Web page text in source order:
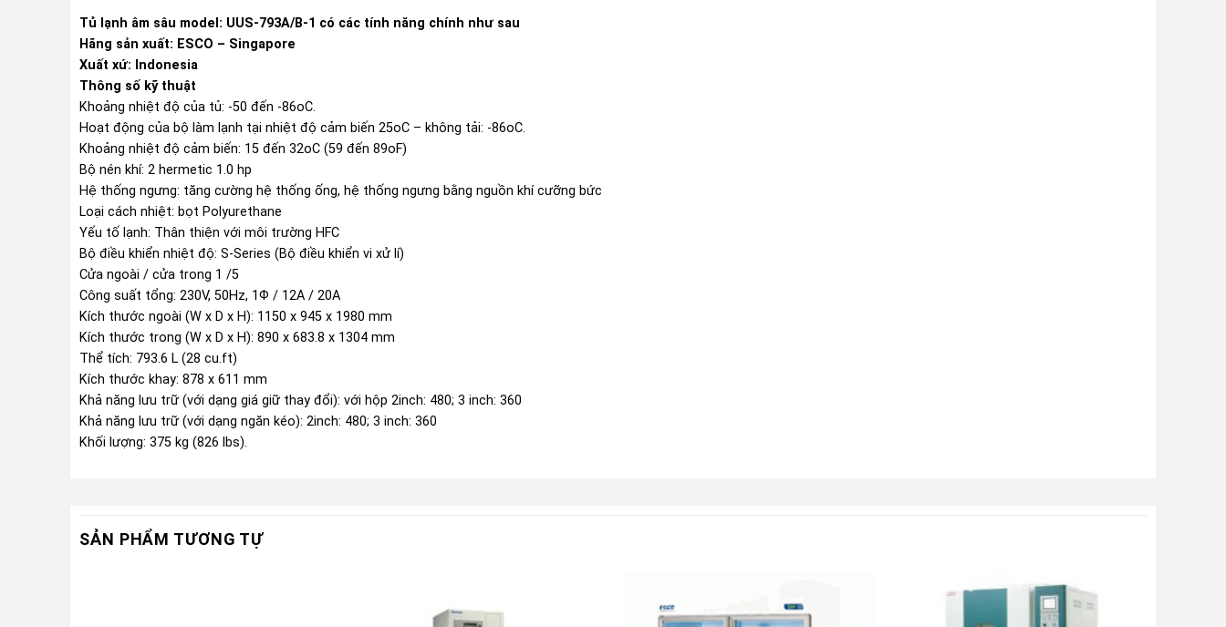
Tủ lạnh âm sâu model: UUS-793A/B-1 có các tính năng chính như sau
Hãng sản xuất: ESCO – Singapore
Xuất xứ: Indonesia
Thông số kỹ thuật
Khoảng nhiệt độ của tủ: -50 đến -86oC.
Hoạt động của bộ làm lạnh tại nhiệt độ cảm biến 25oC – không tải: -86oC.
Khoảng nhiệt độ cảm biến: 15 đến 32oC (59 đến 89oF)
Bộ nén khí: 2 hermetic 1.0 hp
Hệ thống ngưng: tăng cường hệ thống ống, hệ thống ngưng bằng nguồn khí cưỡng bức
Loại cách nhiệt: bọt Polyurethane
Yếu tố lạnh: Thân thiện với môi trường HFC
Bộ điều khiển nhiệt độ: S-Series (Bộ điều khiển vi xử lí)
Cửa ngoài / cửa trong 1 /5
Công suất tổng: 230V, 50Hz, 1Ф / 12A / 20A
Kích thước ngoài (W x D x H): 1150 x 945 x 1980 mm
Kích thước trong (W x D x H): 890 x 683.8 x 1304 mm
Thể tích: 793.6 L (28 cu.ft)
Kích thước khay: 878 x 611 mm
Khả năng lưu trữ (với dạng giá giữ thay đổi): với hộp 2inch: 480; 3 inch: 360
Khả năng lưu trữ (với dạng ngăn kéo): 2inch: 480; 3 inch: 360
Khối lượng: 375 kg (826 lbs).
SẢN PHẨM TƯƠNG TỰ